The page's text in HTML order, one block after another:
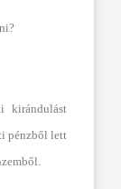
kirándulást
pénzből lett